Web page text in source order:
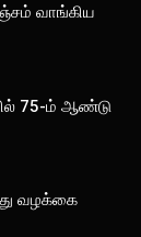
வாங்கிய
75-ம் ஆண்டு
வழக்கை